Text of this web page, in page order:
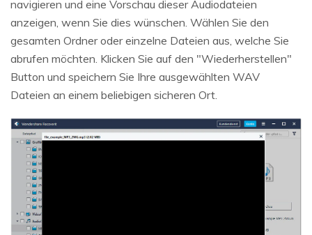
navigieren und eine Vorschau dieser Audiodateien
anzeigen, wenn Sie dies wünschen. Wählen Sie den
gesamten Ordner oder einzelne Dateien aus, welche Sie
abrufen möchten. Klicken Sie auf den "Wiederherstellen"
Button und speichern Sie Ihre ausgewählten WAV
Dateien an einem beliebigen sicheren Ort.